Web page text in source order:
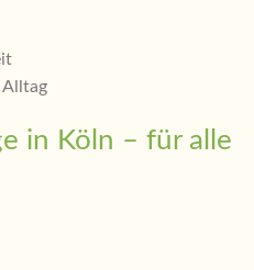
Alltag
in Köln – für alle